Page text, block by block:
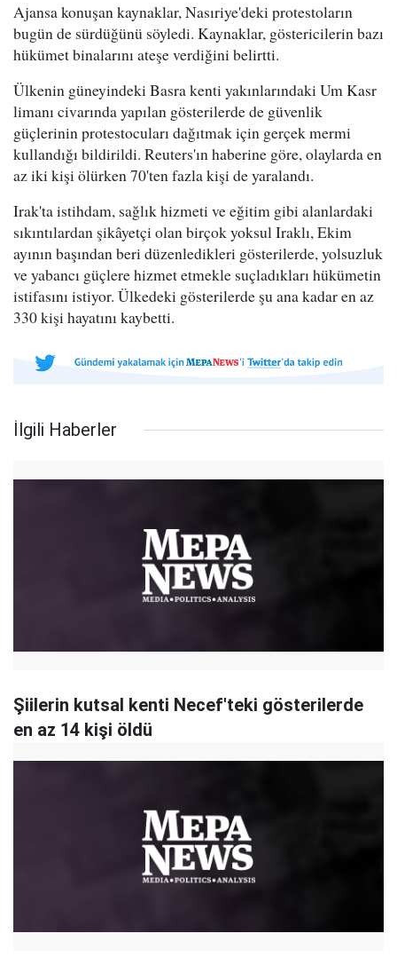
Ajansa konuşan kaynaklar, Nasıriye'deki protestoların
bugün de sürdüğünü söyledi. Kaynaklar, göstericilerin bazı
hükümet binalarını ateşe verdiğini belirtti.
Ülkenin güneyindeki Basra kenti yakınlarındaki Um Kasr
limanı civarında yapılan gösterilerde de güvenlik
güçlerinin protestocuları dağıtmak için gerçek mermi
kullandığı bildirildi. Reuters'ın haberine göre, olaylarda en
az iki kişi ölürken 70'ten fazla kişi de yaralandı.
Irak'ta istihdam, sağlık hizmeti ve eğitim gibi alanlardaki
sıkıntılardan şikâyetçi olan birçok yoksul Iraklı, Ekim
ayının başından beri düzenledikleri gösterilerde, yolsuzluk
ve yabancı güçlere hizmet etmekle suçladıkları hükümetin
istifasını istiyor. Ülkedeki gösterilerde şu ana kadar en az
330 kişi hayatını kaybetti.
İlgili Haberler
Şiilerin kutsal kenti Necef'teki gösterilerde
en az 14 kişi öldü